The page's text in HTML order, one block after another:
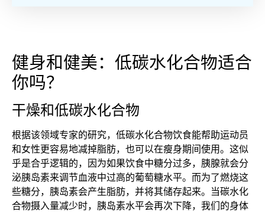
健身和健美：低碳水化合物适合
你吗？
干燥和低碳水化合物
根据该领域专家的研究，低碳水化合物饮食能帮助运动员
和女性更容易地减掉脂肪，也可以在瘦身期间使用。这似
乎是合乎逻辑的，因为如果饮食中糖分过多，胰腺就会分
泌胰岛素来调节血液中过高的葡萄糖水平。而为了燃烧这
些糖分，胰岛素会产生脂肪，并将其储存起来。当碳水化
合物摄入量减少时，胰岛素水平会再次下降，我们的身体